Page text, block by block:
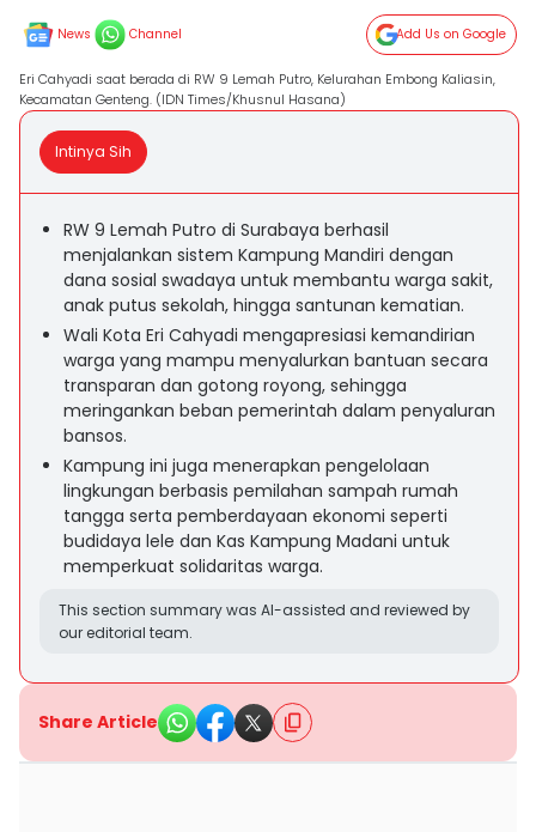
News Channel Add Us on Google
Eri Cahyadi saat berada di RW 9 Lemah Putro, Kelurahan Embong Kaliasin,
Kecamatan Genteng. (IDN Times/Khusnul Hasana)
Intinya Sih
RW 9 Lemah Putro di Surabaya berhasil
menjalankan sistem Kampung Mandiri dengan
dana sosial swadaya untuk membantu warga sakit,
anak putus sekolah, hingga santunan kematian.
Wali Kota Eri Cahyadi mengapresiasi kemandirian
warga yang mampu menyalurkan bantuan secara
transparan dan gotong royong, sehingga
meringankan beban pemerintah dalam penyaluran
bansos.
Kampung ini juga menerapkan pengelolaan
lingkungan berbasis pemilahan sampah rumah
tangga serta pemberdayaan ekonomi seperti
budidaya lele dan Kas Kampung Madani untuk
memperkuat solidaritas warga.
This section summary was AI-assisted and reviewed by
our editorial team.
Share Article